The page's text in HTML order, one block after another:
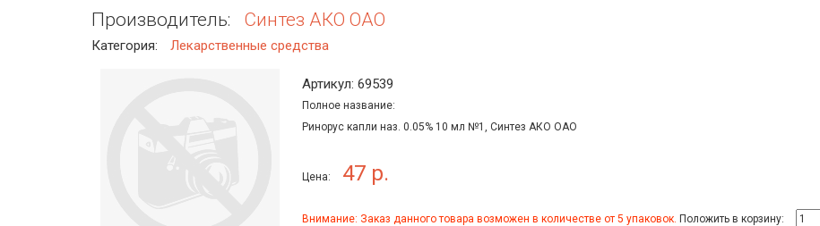
Производитель: Синтез АКО ОАО
Категория: Лекарственные средства
Артикул: 69539
Полное название:
Ринорус капли наз. 0.05% 10 мл №1, Синтез АКО ОАО
Цена: 47 р.
Внимание: Заказ данного товара возможен в количестве от 5 упаковок. Положить в корзину: